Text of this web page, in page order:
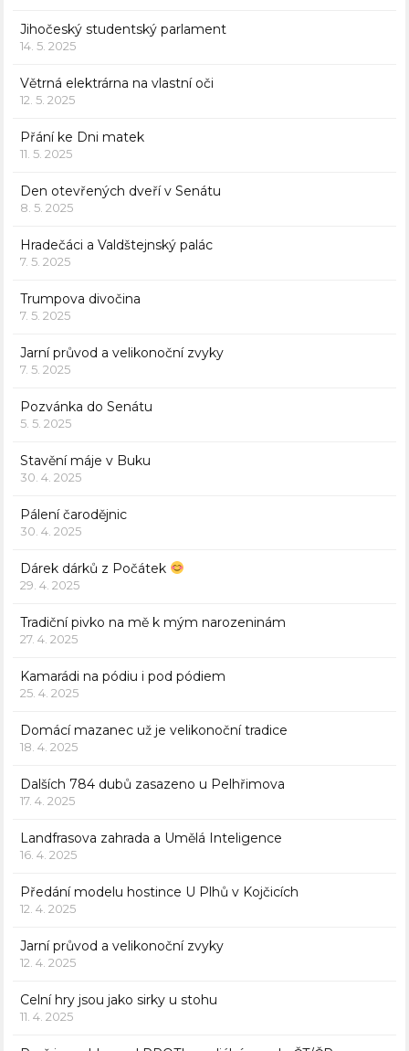
Jihočeský studentský parlament
14. 5. 2025
Větrná elektrárna na vlastní oči
12. 5. 2025
Přání ke Dni matek
11. 5. 2025
Den otevřených dveří v Senátu
8. 5. 2025
Hradečáci a Valdštejnský palác
7. 5. 2025
Trumpova divočina
7. 5. 2025
Jarní průvod a velikonoční zvyky
7. 5. 2025
Pozvánka do Senátu
5. 5. 2025
Stavění máje v Buku
30. 4. 2025
Pálení čarodějnic
30. 4. 2025
Dárek dárků z Počátek
29. 4. 2025
Tradiční pivko na mě k mým narozeninám
27. 4. 2025
Kamarádi na pódiu i pod pódiem
25. 4. 2025
Domácí mazanec už je velikonoční tradice
18. 4. 2025
Dalších 784 dubů zasazeno u Pelhřimova
17. 4. 2025
Landfrasova zahrada a Umělá Inteligence
16. 4. 2025
Předání modelu hostince U Plhů v Kojčicích
12. 4. 2025
Jarní průvod a velikonoční zvyky
12. 4. 2025
Celní hry jsou jako sirky u stohu
11. 4. 2025